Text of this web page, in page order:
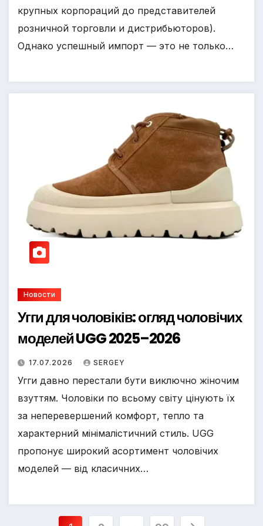
крупных корпораций до представителей
розничной торговли и дистрибьюторов).
Однако успешный импорт — это не только…
Новости
Угги для чоловіків: огляд чоловічих
моделей UGG 2025–2026
17.07.2026 SERGEY
Угги давно перестали бути виключно жіночим
взуттям. Чоловіки по всьому світу цінують їх
за неперевершений комфорт, тепло та
характерний мінімалістичний стиль. UGG
пропонує широкий асортимент чоловічих
моделей — від класичних…